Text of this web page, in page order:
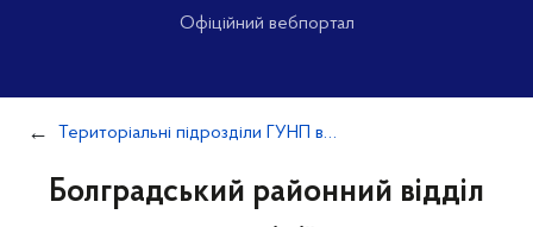
Офіційний вебпортал
Територіальні підрозділи ГУНП в Одеській області
Болградський районний відділ